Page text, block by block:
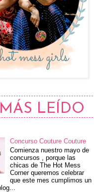
LEÍDO
Concurso Couture Couture
Comienza nuestro mayo de
concursos , porque las
chicas de The Hot Mess
Corner queremos celebrar
que este mes cumplimos un